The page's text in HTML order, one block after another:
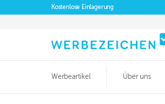
Kostenlose Einlagerung
Werbeartikel Über uns